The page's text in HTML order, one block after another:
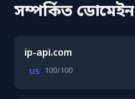
সম্পর্কিত ডোমেইন
ip-api.com
US 100/100